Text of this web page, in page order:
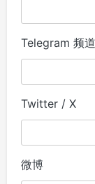
Telegram 频道
Twitter / X
微博